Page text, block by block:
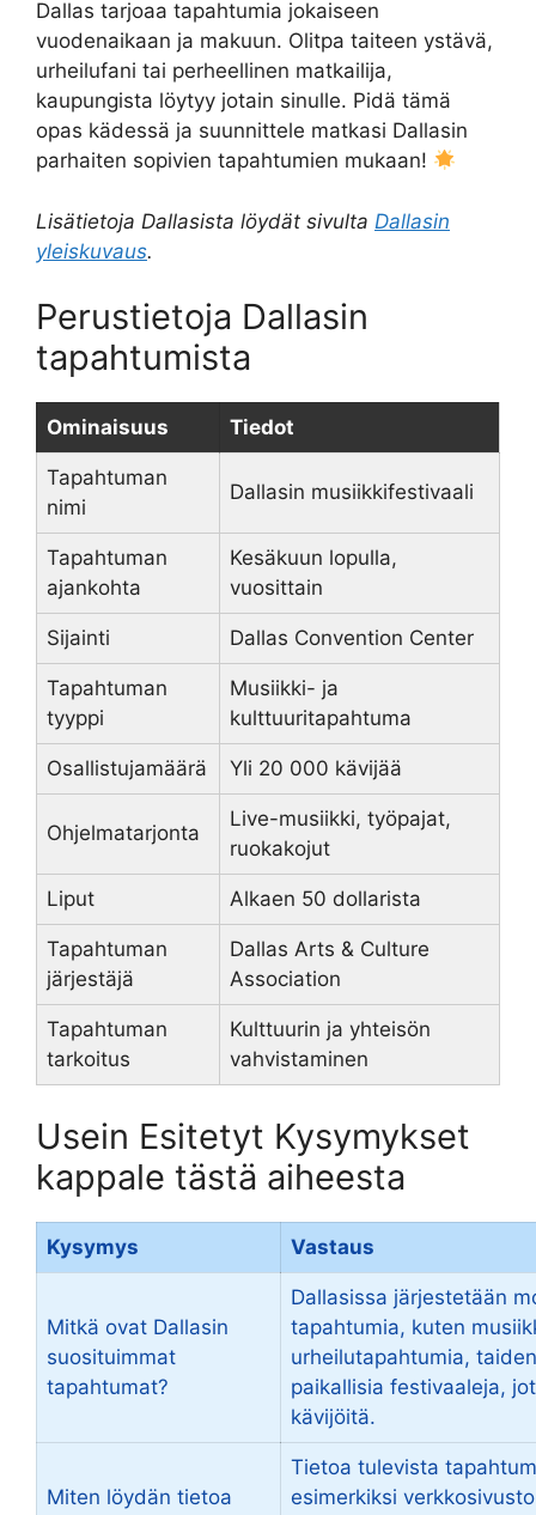
Dallas tarjoaa tapahtumia jokaiseen
vuodenaikaan ja makuun. Olitpa taiteen ystävä,
urheilufani tai perheellinen matkailija,
kaupungista löytyy jotain sinulle. Pidä tämä
opas kädessä ja suunnittele matkasi Dallasin
parhaiten sopivien tapahtumien mukaan!
Lisätietoja Dallasista löydät sivulta Dallasin
yleiskuvaus.
Perustietoja Dallasin
tapahtumista
Ominaisuus Tiedot
Tapahtuman
nimi
Dallasin musiikkifestivaali
Tapahtuman
ajankohta
Kesäkuun lopulla,
vuosittain
Sijainti Dallas Convention Center
Tapahtuman
tyyppi
Musiikki- ja
kulttuuritapahtuma
Osallistujamäärä Yli 20 000 kävijää
Ohjelmatarjonta
Live-musiikki, työpajat,
ruokakojut
Liput Alkaen 50 dollarista
Tapahtuman
järjestäjä
Dallas Arts & Culture
Association
Tapahtuman
tarkoitus
Kulttuurin ja yhteisön
vahvistaminen
Usein Esitetyt Kysymykset
kappale tästä aiheesta
Kysymys Vastaus
Mitkä ovat Dallasin
suosituimmat
tapahtumat?
Dallasissa järjestetään
tapahtumia, kuten
urheilutapahtumia,
paikallisia festivaaleja,
kävijöitä.
Miten löydän tietoa
Tietoa tulevista
esimerkiksi